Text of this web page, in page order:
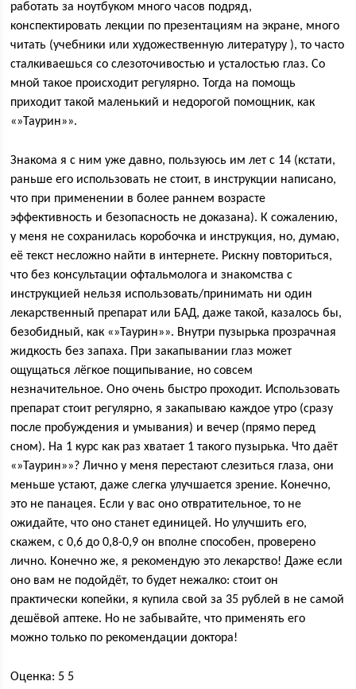
работать за ноутбуком много часов подряд,
конспектировать лекции по презентациям на экране, много
читать (учебники или художественную литературу ), то часто
сталкиваешься со слезоточивостью и усталостью глаз. Со
мной такое происходит регулярно. Тогда на помощь
приходит такой маленький и недорогой помощник, как
«»Таурин»».
Знакома я с ним уже давно, пользуюсь им лет с 14 (кстати,
раньше его использовать не стоит, в инструкции написано,
что при применении в более раннем возрасте
эффективность и безопасность не доказана). К сожалению,
у меня не сохранилась коробочка и инструкция, но, думаю,
её текст несложно найти в интернете. Рискну повториться,
что без консультации офтальмолога и знакомства с
инструкцией нельзя использовать/принимать ни один
лекарственный препарат или БАД, даже такой, казалось бы,
безобидный, как «»Таурин»». Внутри пузырька прозрачная
жидкость без запаха. При закапывании глаз может
ощущаться лёгкое пощипывание, но совсем
незначительное. Оно очень быстро проходит. Использовать
препарат стоит регулярно, я закапываю каждое утро (сразу
после пробуждения и умывания) и вечер (прямо перед
сном). На 1 курс как раз хватает 1 такого пузырька. Что даёт
«»Таурин»»? Лично у меня перестают слезиться глаза, они
меньше устают, даже слегка улучшается зрение. Конечно,
это не панацея. Если у вас оно отвратительное, то не
ожидайте, что оно станет единицей. Но улучшить его,
скажем, с 0,6 до 0,8-0,9 он вполне способен, проверено
лично. Конечно же, я рекомендую это лекарство! Даже если
оно вам не подойдёт, то будет нежалко: стоит он
практически копейки, я купила свой за 35 рублей в не самой
дешёвой аптеке. Но не забывайте, что применять его
можно только по рекомендации доктора!
Оценка: 5 5